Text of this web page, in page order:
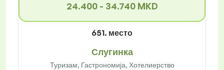
24.400 - 34.740 MKD
651. место
Слугинка
Туризам, Гастрономија, Хотелиерство